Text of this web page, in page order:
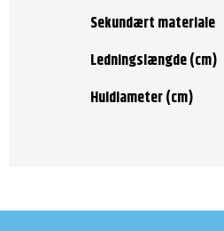
Sekundært materiale
Ledningslængde (cm)
Huldiameter (cm)